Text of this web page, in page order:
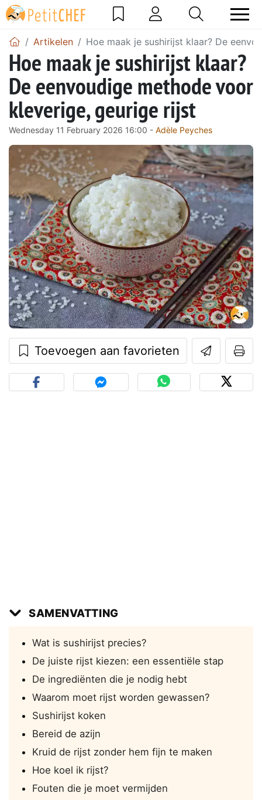
Artikelen Hoe maak je sushirijst klaar? De
Hoe maak je sushirijst klaar?
De eenvoudige methode voor
kleverige, geurige rijst
Wednesday 11 February 2026 16:00 - Adèle Peyches
Toevoegen aan favorieten
SAMENVATTING
Wat is sushirijst precies?
De juiste rijst kiezen: een essentiële stap
De ingrediënten die je nodig hebt
Waarom moet rijst worden gewassen?
Sushirijst koken
Bereid de azijn
Kruid de rijst zonder hem fijn te maken
Hoe koel ik rijst?
Fouten die je moet vermijden